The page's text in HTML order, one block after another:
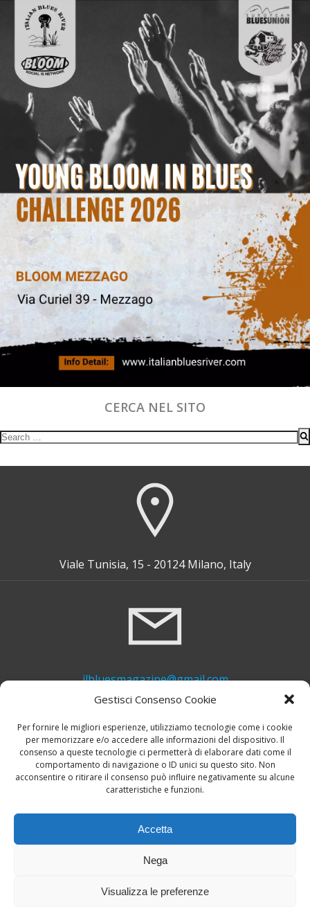
Gestisci Consenso Cookie
Per fornire le migliori esperienze, utilizziamo tecnologie come i cookie
per memorizzare e/o accedere alle informazioni del dispositivo. Il
consenso a queste tecnologie ci permetterà di elaborare dati come il
comportamento di navigazione o ID unici su questo sito. Non
acconsentire o ritirare il consenso può influire negativamente su alcune
caratteristiche e funzioni.
Accetta
Nega
Visualizza le preferenze
CERCA NEL SITO
Search
Viale Tunisia, 15 - 20124 Milano, Italy
ilbluesmagazine@gmail.com
+39 339 748 6635
© 2026 Il Blues Magazine. Powered by